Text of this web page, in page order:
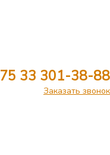
33 301-38-88
Заказать звонок